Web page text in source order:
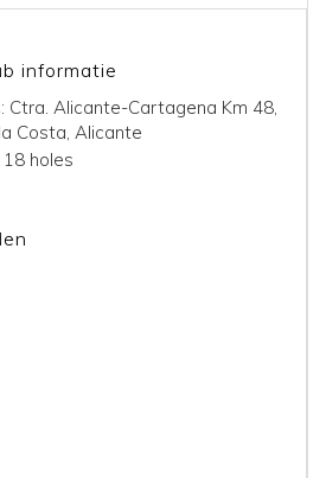
informatie
Ctra. Alicante-Cartagena Km 48,
Costa, Alicante
18 holes